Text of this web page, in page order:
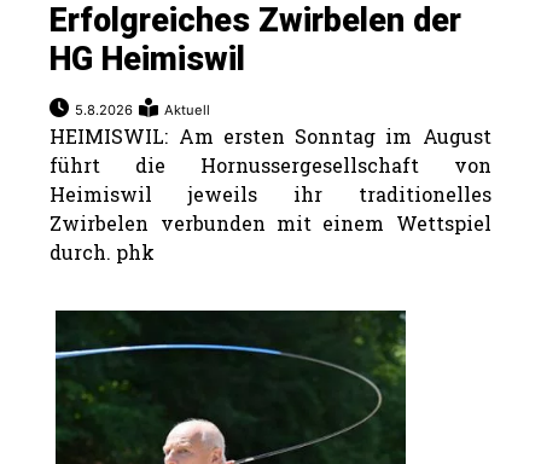
Erfolgreiches Zwirbelen der
HG Heimiswil
5.8.2026 Aktuell
HEIMISWIL: Am ersten Sonntag im August
führt die Hornussergesellschaft von
Heimiswil jeweils ihr traditionelles
Zwirbelen verbunden mit einem Wettspiel
durch. phk